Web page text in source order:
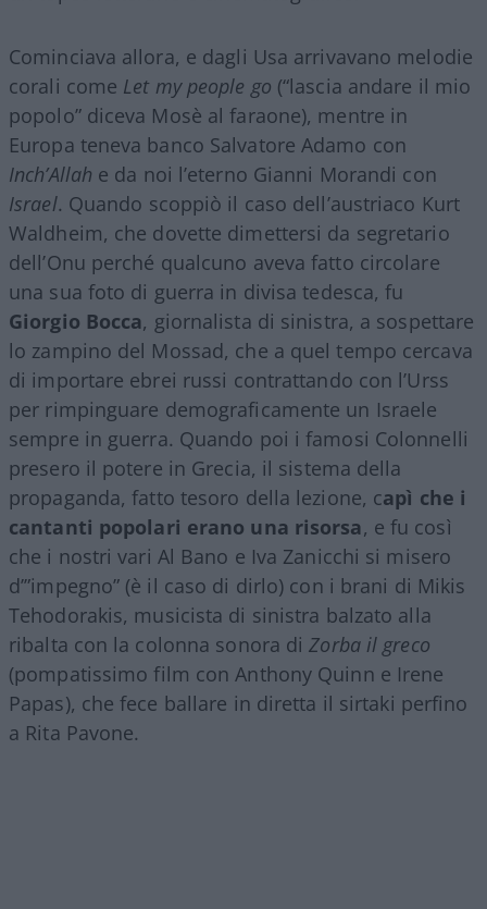
Cominciava allora, e dagli Usa arrivavano melodie
corali come Let my people go (“lascia andare il mio
popolo” diceva Mosè al faraone), mentre in
Europa teneva banco Salvatore Adamo con
Inch’Allah e da noi l’eterno Gianni Morandi con
Israel. Quando scoppiò il caso dell’austriaco Kurt
Waldheim, che dovette dimettersi da segretario
dell’Onu perché qualcuno aveva fatto circolare
una sua foto di guerra in divisa tedesca, fu
Giorgio Bocca, giornalista di sinistra, a sospettare
lo zampino del Mossad, che a quel tempo cercava
di importare ebrei russi contrattando con l’Urss
per rimpinguare demograficamente un Israele
sempre in guerra. Quando poi i famosi Colonnelli
presero il potere in Grecia, il sistema della
propaganda, fatto tesoro della lezione, capì che i
cantanti popolari erano una risorsa, e fu così
che i nostri vari Al Bano e Iva Zanicchi si misero
d’”impegno” (è il caso di dirlo) con i brani di Mikis
Tehodorakis, musicista di sinistra balzato alla
ribalta con la colonna sonora diZorba il greco
(pompatissimo film con Anthony Quinn e Irene
Papas), che fece ballare in diretta il sirtaki perfino
a Rita Pavone.